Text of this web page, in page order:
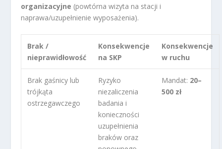
organizacyjne (powtórna wizyta na stacji i
naprawa/uzupełnienie wyposażenia).
Brak /
nieprawidłowość
Konsekwencje
na SKP
Konsekwencje
w ruchu
Brak gaśnicy lub
trójkąta
ostrzegawczego
Ryzyko
niezaliczenia
badania i
konieczności
uzupełnienia
braków oraz
Mandat: 20–
500 zł